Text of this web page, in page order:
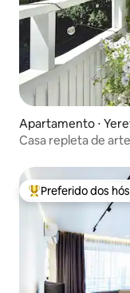
Apartamento ⋅
Casa repleta de
Entre os melhores
Preferido dos